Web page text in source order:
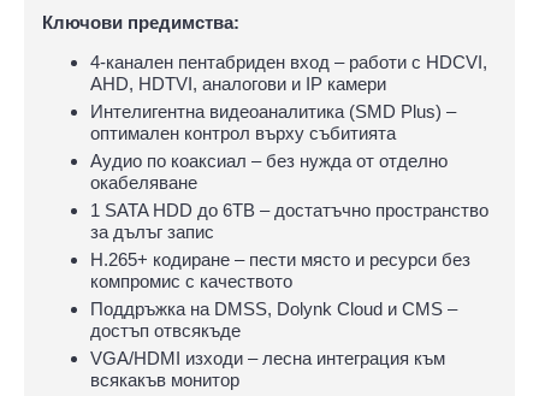
Ключови предимства:
4-канален пентабриден вход – работи с HDCVI,
AHD, HDTVI, аналогови и IP камери
Интелигентна видеоаналитика (SMD Plus) –
оптимален контрол върху събитията
Аудио по коаксиал – без нужда от отделно
окабеляване
1 SATA HDD до 6TB – достатъчно пространство
за дълъг запис
H.265+ кодиране – пести място и ресурси без
компромис с качеството
Поддръжка на DMSS, Dolynk Cloud и CMS –
достъп отвсякъде
VGA/HDMI изходи – лесна интеграция към
всякакъв монитор